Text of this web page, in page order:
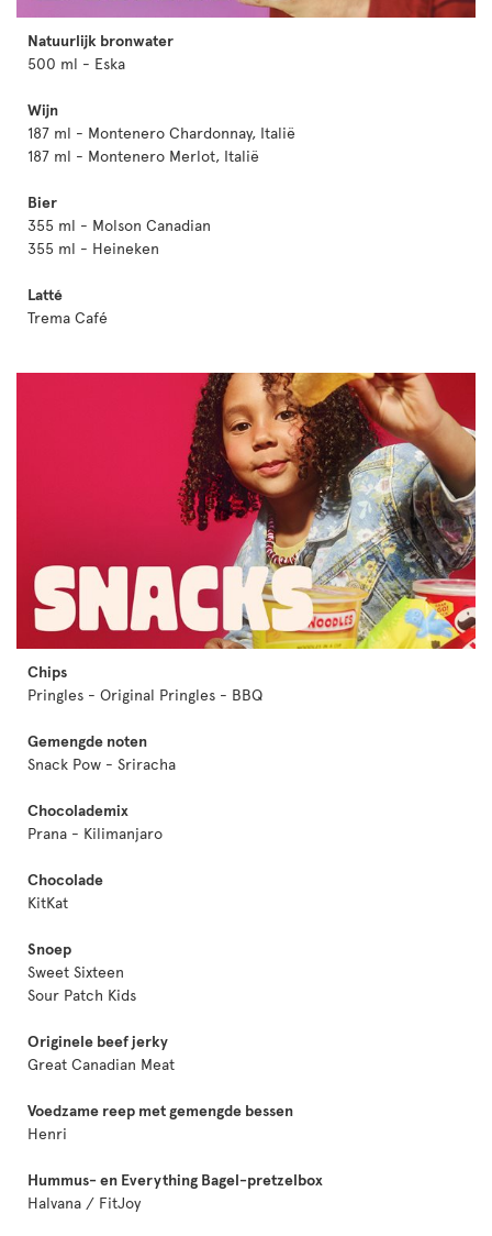
Natuurlijk bronwater
500 ml - Eska
Wijn
187 ml - Montenero Chardonnay, Italië
187 ml - Montenero Merlot, Italië
Bier
355 ml - Molson Canadian
355 ml - Heineken
Latté
Trema Café
Chips
Pringles - Original Pringles - BBQ
Gemengde noten
Snack Pow - Sriracha
Chocolademix
Prana - Kilimanjaro
Chocolade
KitKat
Snoep
Sweet Sixteen
Sour Patch Kids
Originele beef jerky
Great Canadian Meat
Voedzame reep met gemengde bessen
Henri
Hummus- en Everything Bagel-pretzelbox
Halvana / FitJoy